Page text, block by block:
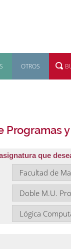
OTROS
Programas
que